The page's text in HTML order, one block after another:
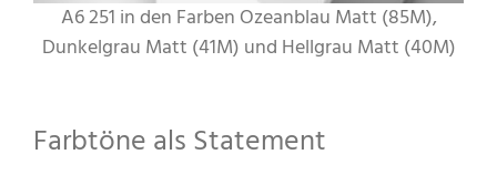
A6 251 in den Farben Ozeanblau Matt (85M),
Dunkelgrau Matt (41M) und Hellgrau Matt (40M)
Farbtöne als Statement